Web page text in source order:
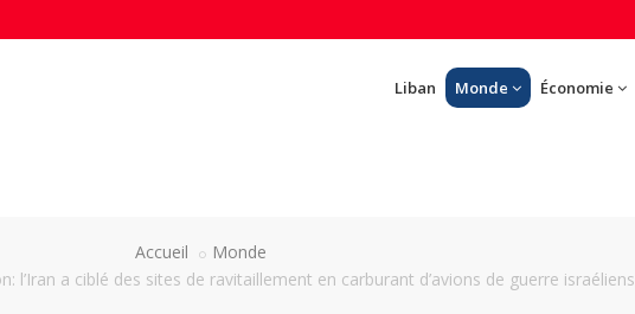
Liban Monde Économie
Accueil
Monde
l’Iran a ciblé des sites de ravitaillement en carburant d’avions de guerre israéliens